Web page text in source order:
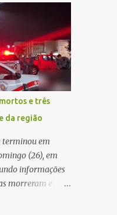
mais, mas
para produzir o
população. Essa
tanto na teoria
contato pelo
que afirmava ser
da
que seria
da conta e
sobre os
ser realizados.
um
uma
em contato
um link,
lo pelo
e três
da região
terminou em
(26), em
informações
morreram e